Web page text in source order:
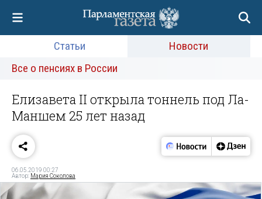
Статьи
Новости
Все о пенсиях в России
Елизавета II открыла тоннель под Ла-
Маншем 25 лет назад
06.05.2019 00:27
Автор: Мария Соколова